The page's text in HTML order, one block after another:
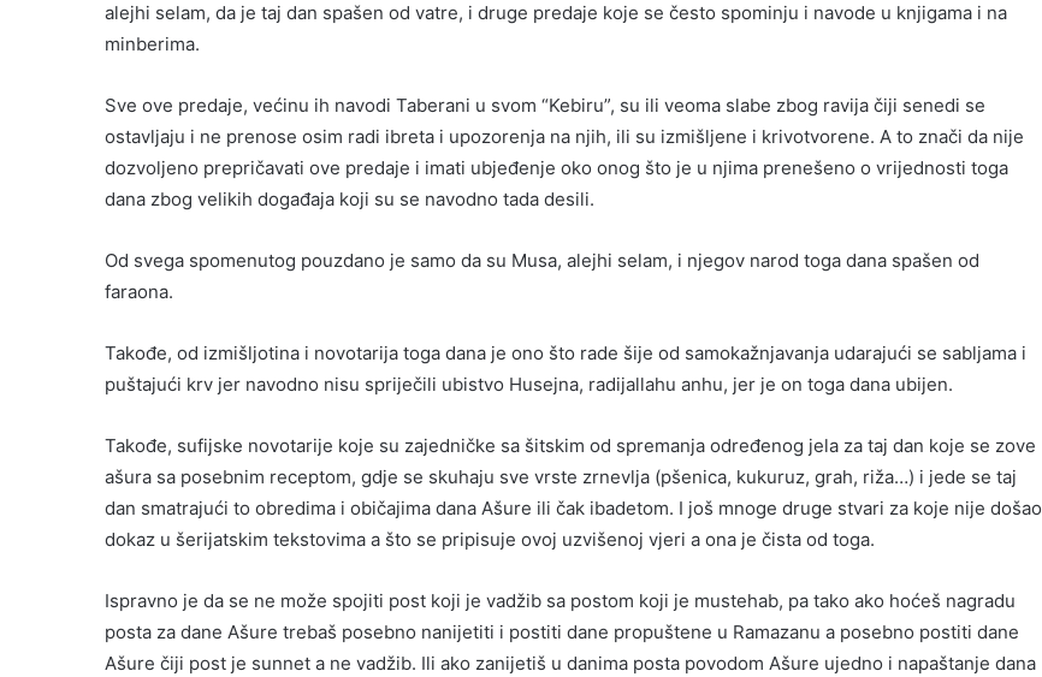
alejhi selam, da je taj dan spašen od vatre, i druge predaje koje se često spominju i navode u knjigama i na
minberima.
Sve ove predaje, većinu ih navodi Taberani u svom “Kebiru”, su ili veoma slabe zbog ravija čiji senedi se
ostavljaju i ne prenose osim radi ibreta i upozorenja na njih, ili su izmišljene i krivotvorene. A to znači da nije
dozvoljeno prepričavati ove predaje i imati ubjeđenje oko onog što je u njima prenešeno o vrijednosti toga
dana zbog velikih događaja koji su se navodno tada desili.
Od svega spomenutog pouzdano je samo da su Musa, alejhi selam, i njegov narod toga dana spašen od
faraona.
Takođe, od izmišljotina i novotarija toga dana je ono što rade šije od samokažnjavanja udarajući se sabljama i
puštajući krv jer navodno nisu spriječili ubistvo Husejna, radijallahu anhu, jer je on toga dana ubijen.
Takođe, sufijske novotarije koje su zajedničke sa šitskim od spremanja određenog jela za taj dan koje se zove
ašura sa posebnim receptom, gdje se skuhaju sve vrste zrnevlja (pšenica, kukuruz, grah, riža…) i jede se taj
dan smatrajući to obredima i običajima dana Ašure ili čak ibadetom. I još mnoge druge stvari za koje nije došao
dokaz u šerijatskim tekstovima a što se pripisuje ovoj uzvišenoj vjeri a ona je čista od toga.
Ispravno je da se ne može spojiti post koji je vadžib sa postom koji je mustehab, pa tako ako hoćeš nagradu
posta za dane Ašure trebaš posebno nanijetiti i postiti dane propuštene u Ramazanu a posebno postiti dane
Ašure čiji post je sunnet a ne vadžib. Ili ako zanijetiš u danima posta povodom Ašure ujedno i napaštanje dana